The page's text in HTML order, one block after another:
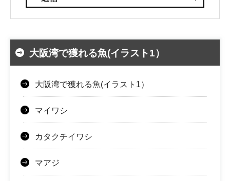
大阪湾で獲れる魚(イラスト1）
大阪湾で獲れる魚(イラスト1）
マイワシ
カタクチイワシ
マアジ